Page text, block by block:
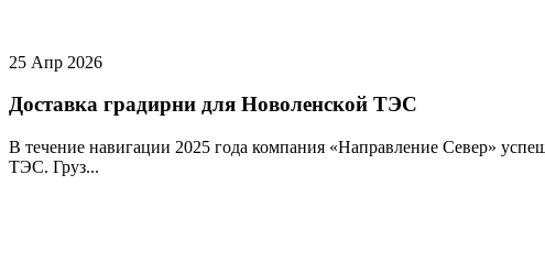
25 Апр 2026
Доставка градирни для Новоленской ТЭС
В течение навигации 2025 года компания «Направление Север»
ТЭС. Груз...